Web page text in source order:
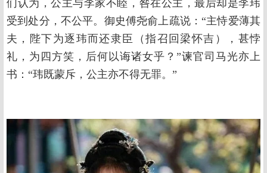
们认为，公主与李家不睦，咎在公主，最后却是李玮
受到处分，不公平。御史傅尧俞上疏说：“主恃爱薄其
夫，陛下为逐玮而还隶臣（指召回梁怀吉），甚悖
礼，为四方笑，后何以诲诸女乎？”谏官司马光亦上
书：“玮既蒙斥，公主亦不得无罪。”